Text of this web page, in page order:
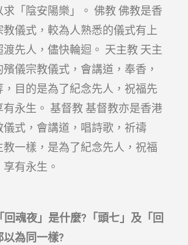
「陰安陽樂」。 佛教 佛教是香
教儀式，較為人熟悉的儀式有上
先人，儘快輪迴。 天主教 天主
儀宗教儀式，會講道，奉香，
，目的是為了紀念先人，祝福先
永生。 基督教 基督教亦是香港
儀式，會講道，唱詩歌，祈禱
教一樣，是為了紀念先人，祝福
有永生。
回魂夜」是什麼?「頭七」及「回
為同一樣?